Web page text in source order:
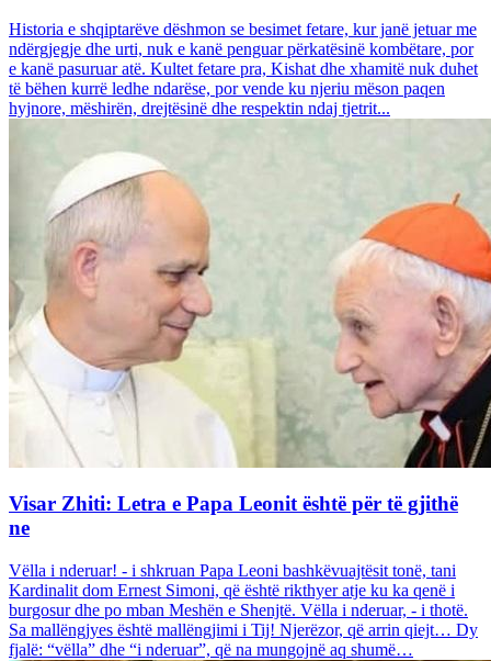
Historia e shqiptarëve dëshmon se besimet fetare, kur janë jetuar me
ndërgjegje dhe urti, nuk e kanë penguar përkatësinë kombëtare, por
e kanë pasuruar atë. Kultet fetare pra, Kishat dhe xhamitë nuk duhet
të bëhen kurrë ledhe ndarëse, por vende ku njeriu mëson paqen
hyjnore, mëshirën, drejtësinë dhe respektin ndaj tjetrit...
Visar Zhiti: Letra e Papa Leonit është për të gjithë
ne
Vëlla i nderuar! - i shkruan Papa Leoni bashkëvuajtësit tonë, tani
Kardinalit dom Ernest Simoni, që është rikthyer atje ku ka qenë i
burgosur dhe po mban Meshën e Shenjtë. Vëlla i nderuar, - i thotë.
Sa mallëngjyes është mallëngjimi i Tij! Njerëzor, që arrin qiejt… Dy
fjalë: “vëlla” dhe “i nderuar”, që na mungojnë aq shumë…